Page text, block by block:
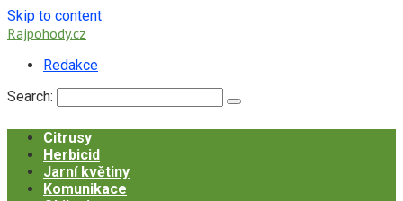
Skip to content
Rajpohody.cz
Redakce
Search:
Citrusy
Herbicid
Jarní květiny
Komunikace